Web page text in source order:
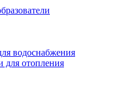
водоснабжения
для отопления